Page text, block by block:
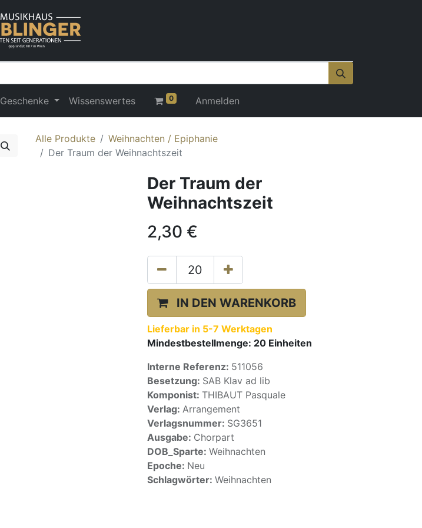
Geschenke Wissenswertes 0 Anmelden
Alle Produkte
Weihnachten / Epiphanie
Der Traum der Weihnachtszeit
Der Traum der
Weihnachtszeit
2,30 €
IN DEN WARENKORB
Lieferbar in 5-7 Werktagen
Mindestbestellmenge: 20 Einheiten
Interne Referenz: 511056
Besetzung: SAB Klav ad lib
Komponist: THIBAUT Pasquale
Verlag: Arrangement
Verlagsnummer: SG3651
Ausgabe: Chorpart
DOB_Sparte: Weihnachten
Epoche: Neu
Schlagwörter: Weihnachten